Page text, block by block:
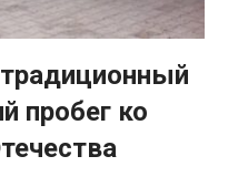
пробег ко